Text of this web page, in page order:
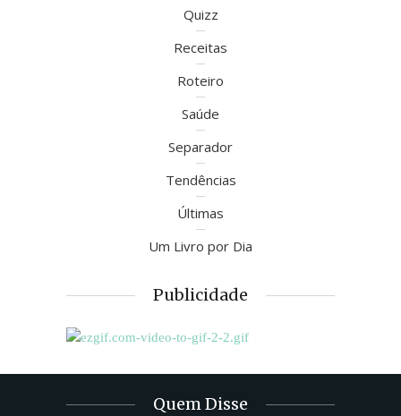
Quizz
Receitas
Roteiro
Saúde
Separador
Tendências
Últimas
Um Livro por Dia
Publicidade
Quem Disse